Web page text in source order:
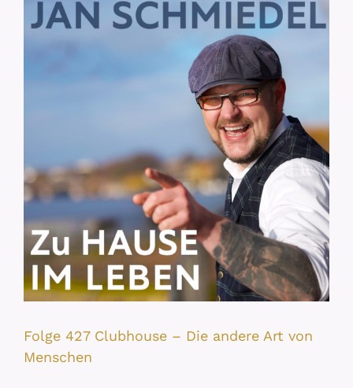
Folge 427 Clubhouse – Die andere Art von
Menschen